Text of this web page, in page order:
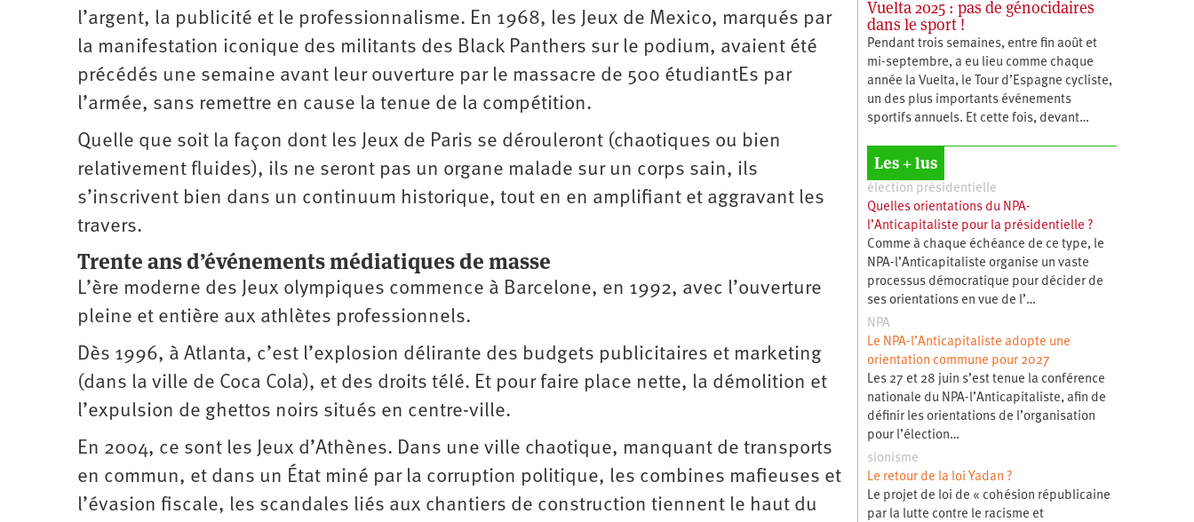
l’argent, la publicité et le professionnalisme. En 1968, les Jeux de Mexico, marqués par
la manifestation iconique des militants des Black Panthers sur le podium, avaient été
précédés une semaine avant leur ouverture par le massacre de 500 étudiantEs par
l’armée, sans remettre en cause la tenue de la compétition.
Quelle que soit la façon dont les Jeux de Paris se dérouleront (chaotiques ou bien
relativement fluides), ils ne seront pas un organe malade sur un corps sain, ils
s’inscrivent bien dans un continuum historique, tout en en amplifiant et aggravant les
travers.
Trente ans d’événements médiatiques de masse
L’ère moderne des Jeux olympiques commence à Barcelone, en 1992, avec l’ouverture
pleine et entière aux athlètes professionnels.
Dès 1996, à Atlanta, c’est l’explosion délirante des budgets publicitaires et marketing
(dans la ville de Coca Cola), et des droits télé. Et pour faire place nette, la démolition et
l’expulsion de ghettos noirs situés en centre-ville.
En 2004, ce sont les Jeux d’Athènes. Dans une ville chaotique, manquant de transports
en commun, et dans un État miné par la corruption politique, les combines mafieuses et
l’évasion fiscale, les scandales liés aux chantiers de construction tiennent le haut du
Vuelta 2025 : pas de génocidaires
dans le sport !
Pendant trois semaines, entre fin août et
mi-septembre, a eu lieu comme chaque
année la Vuelta, le Tour d’Espagne cycliste,
un des plus importants événements
sportifs annuels. Et cette fois, devant…
Les + lus
élection présidentielle
Quelles orientations du NPA-
l’Anticapitaliste pour la présidentielle ?
Comme à chaque échéance de ce type, le
NPA-l’Anticapitaliste organise un vaste
processus démocratique pour décider de
ses orientations en vue de l’…
NPA
Le NPA-l’Anticapitaliste adopte une
orientation commune pour 2027
Les 27 et 28 juin s’est tenue la conférence
nationale du NPA-l’Anticapitaliste, afin de
définir les orientations de l’organisation
pour l’élection…
sionisme
Le retour de la loi Yadan ?
Le projet de loi de « cohésion républicaine
par la lutte contre le racisme et